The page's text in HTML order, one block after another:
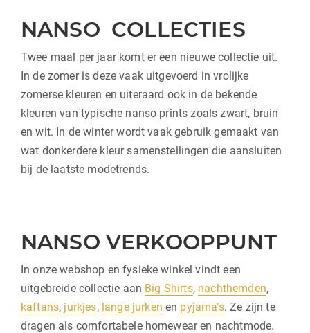
NANSO COLLECTIES
Twee maal per jaar komt er een nieuwe collectie uit.
In de zomer is deze vaak uitgevoerd in vrolijke
zomerse kleuren en uiteraard ook in de bekende
kleuren van typische nanso prints zoals zwart, bruin
en wit. In de winter wordt vaak gebruik gemaakt van
wat donkerdere kleur samenstellingen die aansluiten
bij de laatste modetrends.
NANSO VERKOOPPUNT
In onze webshop en fysieke winkel vindt een
uitgebreide collectie aan Big Shirts, nachthemden,
kaftans, jurkjes, lange jurken en pyjama’s. Ze zijn te
dragen als comfortabele homewear en nachtmode.